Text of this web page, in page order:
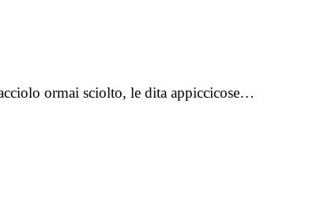
ormai sciolto, le dita appiccicose…